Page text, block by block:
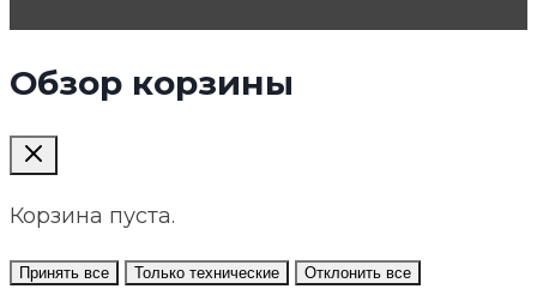
Обзор корзины
Корзина пуста.
Принять все Только технические Отклонить все